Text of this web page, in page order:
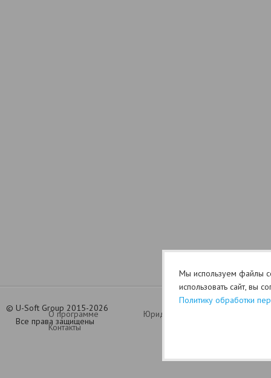
© U-Soft Group 2015-2026
Все права защищены
О программе
Юридический раздел (оферта)
Контакты
Мы используем файлы
использовать сайт, вы
Политику обработки